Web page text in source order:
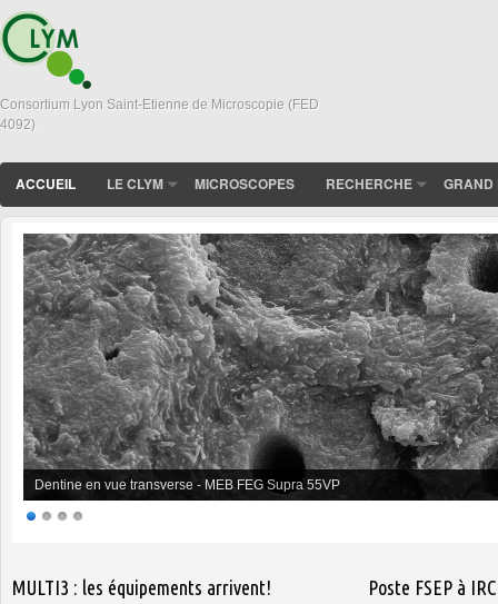
Consortium Lyon Saint-Etienne de Microscopie (FED
4092)
ACCUEIL LE CLYM MICROSCOPES RECHERCHE GRAND
In situ sintering of BioGlass Powder observed in XL30 FEG-ESEM
MULTI3 : les équipements arrivent!
Poste FSEP à
Pages